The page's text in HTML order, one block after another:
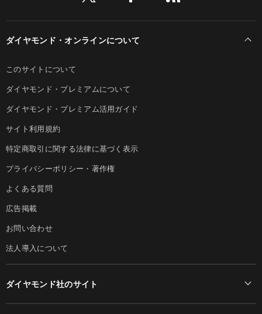
ダイヤモンド・オンラインについて
このサイトについて
ダイヤモンド・プレミアムについて
ダイヤモンド・プレミアム活用ガイド
サイト利用規約
特定商取引に関する法律に基づく表示
プライバシーポリシー・著作権
よくある質問
広告掲載
お問い合わせ
法人導入について
ダイヤモンド社のサイト